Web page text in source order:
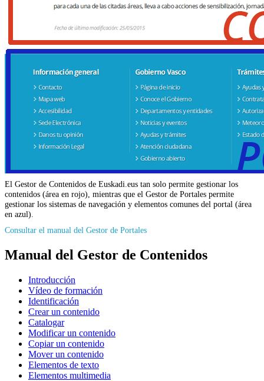
El Gestor de Contenidos de Euskadi.eus tan solo permite gestionar los
contenidos (área en rojo), mientras que el Gestor de Portales permite
gestionar los sistemas de navegación y elementos comunes del portal (área
en azul).
Consultar el manual del Gestor de Portales
Manual del Gestor de Contenidos
Introducción
Vídeo de formación
Identificación
Crear un contenido
Catalogar
Modificar un contenido
Copiar un contenido
Mover un contenido
Elementos de texto
Elementos multimedia